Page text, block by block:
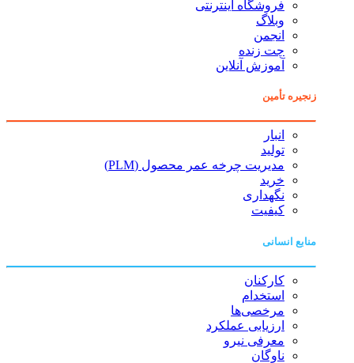
فروشگاه اینترنتی
وبلاگ
انجمن
چت زنده
آموزش آنلاین
زنجیره تأمین
انبار
تولید
مدیریت چرخه عمر محصول (PLM)
خرید
نگهداری
کیفیت
منابع انسانی
کارکنان
استخدام
مرخصی‌ها
ارزیابی عملکرد
معرفی نیرو
ناوگان